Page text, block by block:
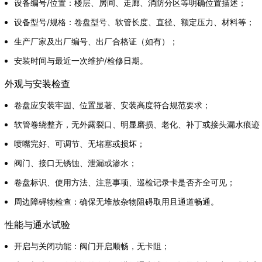
设备编号/位置：楼层、房间、走廊、消防分区等明确位置描述；
设备型号/规格：卷盘型号、软管长度、直径、额定压力、材料等；
生产厂家及出厂编号、出厂合格证（如有）；
安装时间与最近一次维护/检修日期。
外观与安装检查
卷盘应安装牢固、位置显著、安装高度符合规范要求；
软管卷绕整齐，无外露裂口、明显磨损、老化、补丁或接头漏水痕迹
喷嘴完好、可调节、无堵塞或损坏；
阀门、接口无锈蚀、泄漏或渗水；
卷盘标识、使用方法、注意事项、巡检记录卡是否齐全可见；
周边障碍物检查：确保无堆放杂物阻碍取用且通道畅通。
性能与通水试验
开启与关闭功能：阀门开启顺畅，无卡阻；